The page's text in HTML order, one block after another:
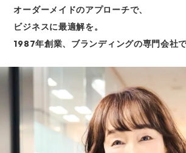
オーダーメイドのアプローチで、
ビジネスに最適解を。
1987年創業、ブランディングの専門会社で